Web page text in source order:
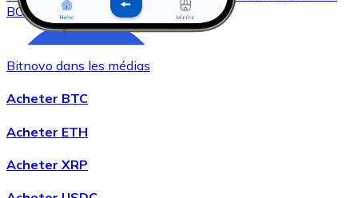
BCH
Acheter Chainlink
Bitnovo dans les médias
Acheter BTC
Acheter ETH
Acheter XRP